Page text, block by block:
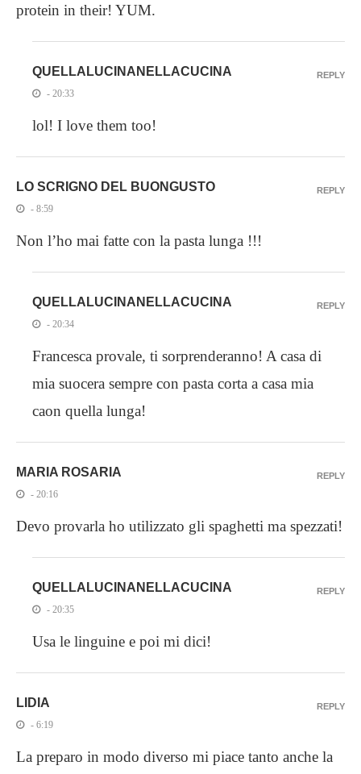
protein in their! YUM.
QUELLALUCINANELLACUCINA
- 20:33
lol! I love them too!
REPLY
LO SCRIGNO DEL BUONGUSTO
- 8:59
Non l’ho mai fatte con la pasta lunga !!!
REPLY
QUELLALUCINANELLACUCINA
- 20:34
Francesca provale, ti sorprenderanno! A casa di
mia suocera sempre con pasta corta a casa mia
caon quella lunga!
REPLY
MARIA ROSARIA
- 20:16
Devo provarla ho utilizzato gli spaghetti ma spezzati!
REPLY
QUELLALUCINANELLACUCINA
- 20:35
Usa le linguine e poi mi dici!
REPLY
LIDIA
- 6:19
La preparo in modo diverso mi piace tanto anche la
REPLY